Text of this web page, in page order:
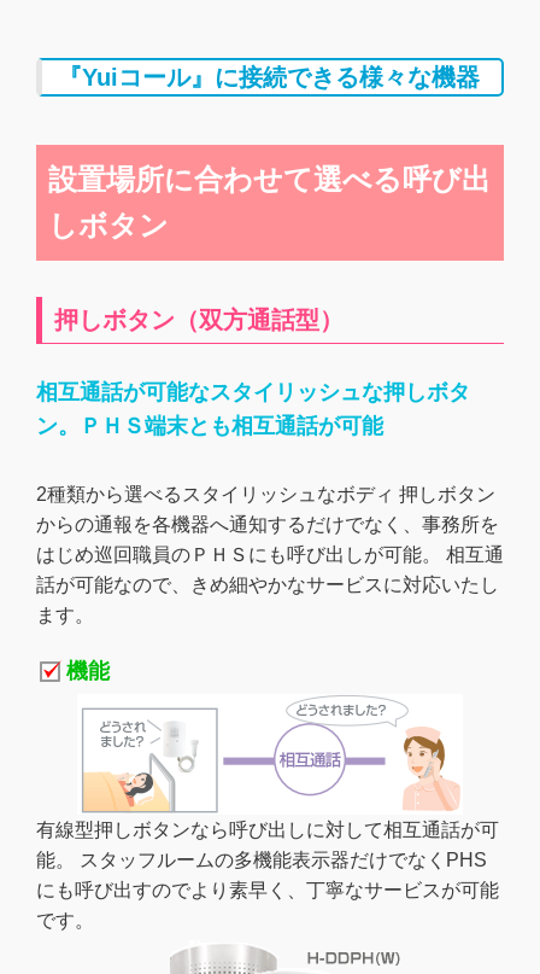
『Yuiコール』に接続できる様々な機器
設置場所に合わせて選べる呼び出
しボタン
押しボタン（双方通話型）
相互通話が可能なスタイリッシュな押しボタ
ン。ＰＨＳ端末とも相互通話が可能
2種類から選べるスタイリッシュなボディ 押しボタン
からの通報を各機器へ通知するだけでなく、事務所を
はじめ巡回職員のＰＨＳにも呼び出しが可能。 相互通
話が可能なので、きめ細やかなサービスに対応いたし
ます。
機能
有線型押しボタンなら呼び出しに対して相互通話が可
能。 スタッフルームの多機能表示器だけでなくPHS
にも呼び出すのでより素早く、丁寧なサービスが可能
です。